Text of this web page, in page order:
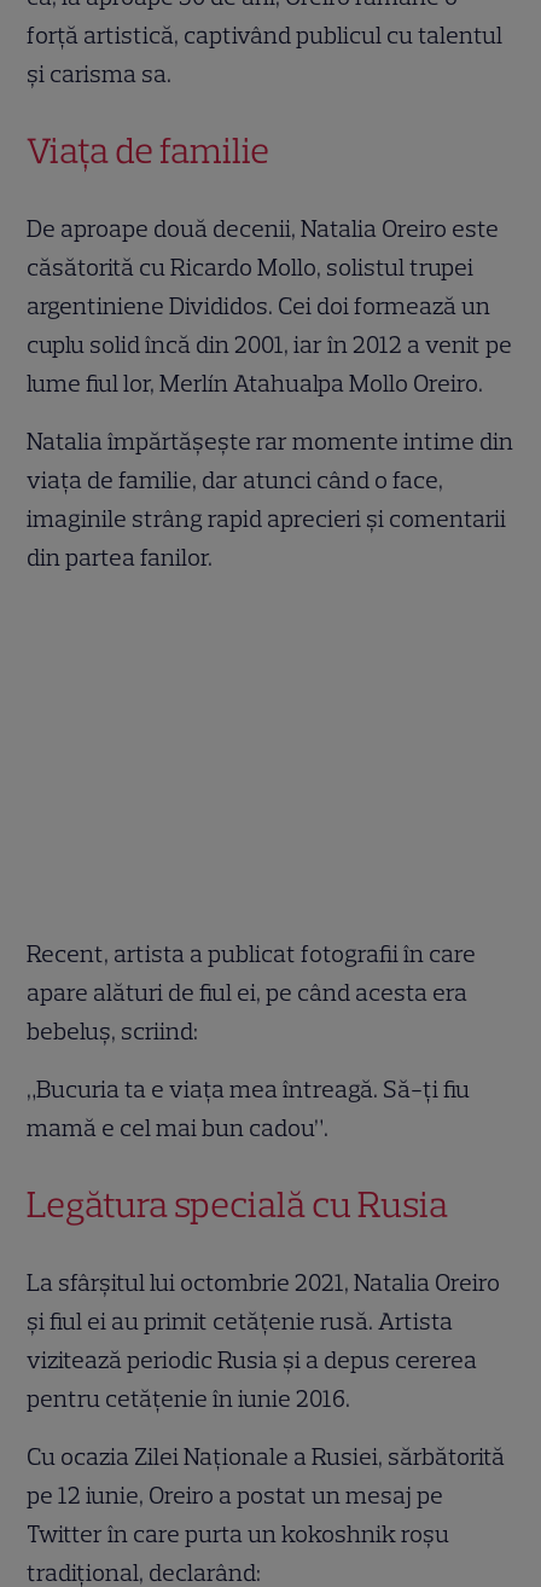
forță artistică, captivând publicul cu talentul
și carisma sa.
Viața de familie
De aproape două decenii, Natalia Oreiro este
căsătorită cu Ricardo Mollo, solistul trupei
argentiniene Divididos. Cei doi formează un
cuplu solid încă din 2001, iar în 2012 a venit pe
lume fiul lor, Merlín Atahualpa Mollo Oreiro.
Natalia împărtășește rar momente intime din
viața de familie, dar atunci când o face,
imaginile strâng rapid aprecieri și comentarii
din partea fanilor.
Recent, artista a publicat fotografii în care
apare alături de fiul ei, pe când acesta era
bebeluș, scriind:
„Bucuria ta e viața mea întreagă. Să-ți fiu
mamă e cel mai bun cadou”.
Legătura specială cu Rusia
La sfârșitul lui octombrie 2021, Natalia Oreiro
și fiul ei au primit cetățenie rusă. Artista
vizitează periodic Rusia și a depus cererea
pentru cetățenie în iunie 2016.
Cu ocazia Zilei Naționale a Rusiei, sărbătorită
pe 12 iunie, Oreiro a postat un mesaj pe
Twitter în care purta un kokoshnik roșu
tradițional, declarând: